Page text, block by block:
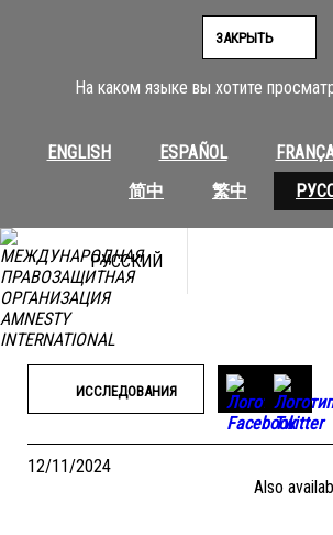
На каком языке вы хотите
ENGLISH ESPAÑOL
简中
繁中
ЗАКРЫТЬ
РУССКИЙ
ИССЛЕДОВАНИЯ
12/11/2024
Also